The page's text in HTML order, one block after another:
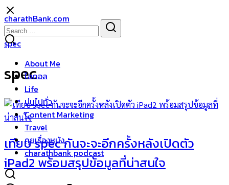
Skip
to
content
charathBank.com
About Me
ไอดอล
Life
บ่นไปทั่ว
Content Marketing
Travel
คุยเรื่องหนัง
charathbank podcast
Search
for:
spec
spec
เทียบ spec กันจะจะอีกครั้งหลังเปิดตัว
iPad2 พร้อมสรุปข้อมูลที่น่าสนใจ